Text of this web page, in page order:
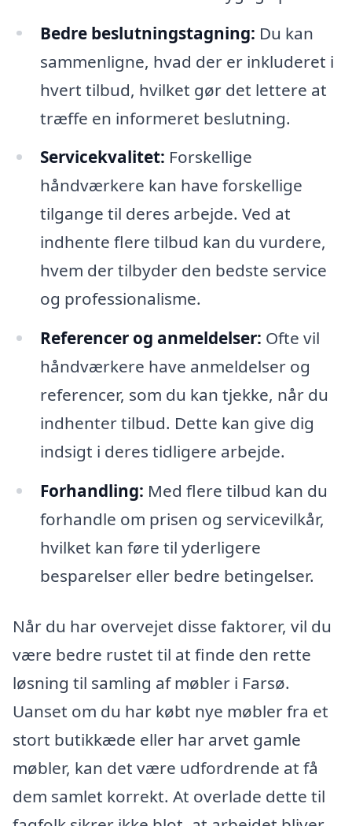
Bedre beslutningstagning: Du kan
sammenligne, hvad der er inkluderet i
hvert tilbud, hvilket gør det lettere at
træffe en informeret beslutning.
Servicekvalitet: Forskellige
håndværkere kan have forskellige
tilgange til deres arbejde. Ved at
indhente flere tilbud kan du vurdere,
hvem der tilbyder den bedste service
og professionalisme.
Referencer og anmeldelser: Ofte vil
håndværkere have anmeldelser og
referencer, som du kan tjekke, når du
indhenter tilbud. Dette kan give dig
indsigt i deres tidligere arbejde.
Forhandling: Med flere tilbud kan du
forhandle om prisen og servicevilkår,
hvilket kan føre til yderligere
besparelser eller bedre betingelser.
Når du har overvejet disse faktorer, vil du
være bedre rustet til at finde den rette
løsning til samling af møbler i Farsø.
Uanset om du har købt nye møbler fra et
stort butikkæde eller har arvet gamle
møbler, kan det være udfordrende at få
dem samlet korrekt. At overlade dette til